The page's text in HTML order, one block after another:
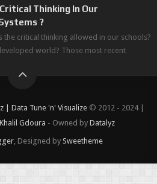
Thinking In Our
?
the critical thinking allowed in our schools?
world? Those most recent
| Data Tune 'n' Visualize© 2012 - 2024 |
Khalil Gdoura - Owned by Datalyz
, Designed by Sweetheme